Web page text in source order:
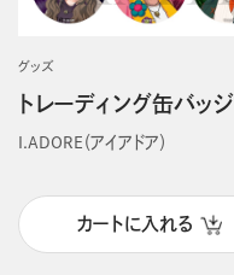
グッズ
トレーディング缶バッジ
I.ADORE（アイアドア）
カートに入れる